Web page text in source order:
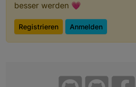
besser werden 💗
Registrieren Anmelden